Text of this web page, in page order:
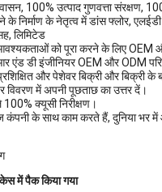
100% उत्पाद गुणवत्ता संरक्षण,
निर्माण के नेतृत्व में डांस फ्लोर, एलईडी
लिमिटेड
को पूरा करने के लिए OEM
एंड डी इंजीनियर OEM और ODM
और पेशेवर बिक्री और बिक्री के
में अपनी पूछताछ का उत्तर दें।
क्यूसी निरीक्षण।
कंपनी के साथ काम करते हैं, दुनिया भर
में पैक किया गया